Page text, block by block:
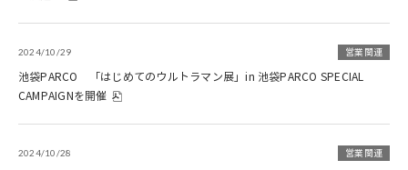
2024/10/29 営業関連
池袋PARCO 「はじめてのウルトラマン展」in 池袋PARCO SPECIAL
CAMPAIGNを開催
2024/10/28 営業関連